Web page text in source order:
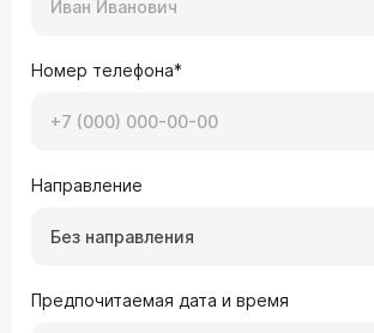
Номер телефона*
Направление
Без направления
Предпочитаемая дата и время